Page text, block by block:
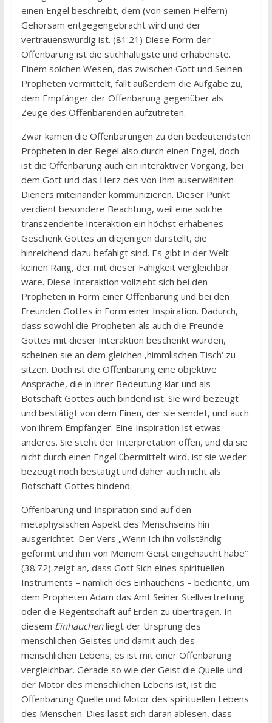
einen Engel beschreibt, dem (von seinen Helfern)
Gehorsam entgegengebracht wird und der
vertrauenswürdig ist. (81:21) Diese Form der
Offenbarung ist die stichhaltigste und erhabenste.
Einem solchen Wesen, das zwischen Gott und Seinen
Propheten vermittelt, fällt außerdem die Aufgabe zu,
dem Empfänger der Offenbarung gegenüber als
Zeuge des Offenbarenden aufzutreten.
Zwar kamen die Offenbarungen zu den bedeutendsten
Propheten in der Regel also durch einen Engel, doch
ist die Offenbarung auch ein interaktiver Vorgang, bei
dem Gott und das Herz des von Ihm auserwählten
Dieners miteinander kommunizieren. Dieser Punkt
verdient besondere Beachtung, weil eine solche
transzendente Interaktion ein höchst erhabenes
Geschenk Gottes an diejenigen darstellt, die
hinreichend dazu befähigt sind. Es gibt in der Welt
keinen Rang, der mit dieser Fähigkeit vergleichbar
wäre. Diese Interaktion vollzieht sich bei den
Propheten in Form einer Offenbarung und bei den
Freunden Gottes in Form einer Inspiration. Dadurch,
dass sowohl die Propheten als auch die Freunde
Gottes mit dieser Interaktion beschenkt wurden,
scheinen sie an dem gleichen ‚himmlischen Tisch‘ zu
sitzen. Doch ist die Offenbarung eine objektive
Ansprache, die in ihrer Bedeutung klar und als
Botschaft Gottes auch bindend ist. Sie wird bezeugt
und bestätigt von dem Einen, der sie sendet, und auch
von ihrem Empfänger. Eine Inspiration ist etwas
anderes. Sie steht der Interpretation offen, und da sie
nicht durch einen Engel übermittelt wird, ist sie weder
bezeugt noch bestätigt und daher auch nicht als
Botschaft Gottes bindend.
Offenbarung und Inspiration sind auf den
metaphysischen Aspekt des Menschseins hin
ausgerichtet. Der Vers „Wenn Ich ihn vollständig
geformt und ihm von Meinem Geist eingehaucht habe“
(38:72) zeigt an, dass Gott Sich eines spirituellen
Instruments – nämlich des Einhauchens – bediente, um
dem Propheten Adam das Amt Seiner Stellvertretung
oder die Regentschaft auf Erden zu übertragen. In
diesem Einhauchenliegt der Ursprung des
menschlichen Geistes und damit auch des
menschlichen Lebens; es ist mit einer Offenbarung
vergleichbar. Gerade so wie der Geist die Quelle und
der Motor des menschlichen Lebens ist, ist die
Offenbarung Quelle und Motor des spirituellen Lebens
des Menschen. Dies lässt sich daran ablesen, dass